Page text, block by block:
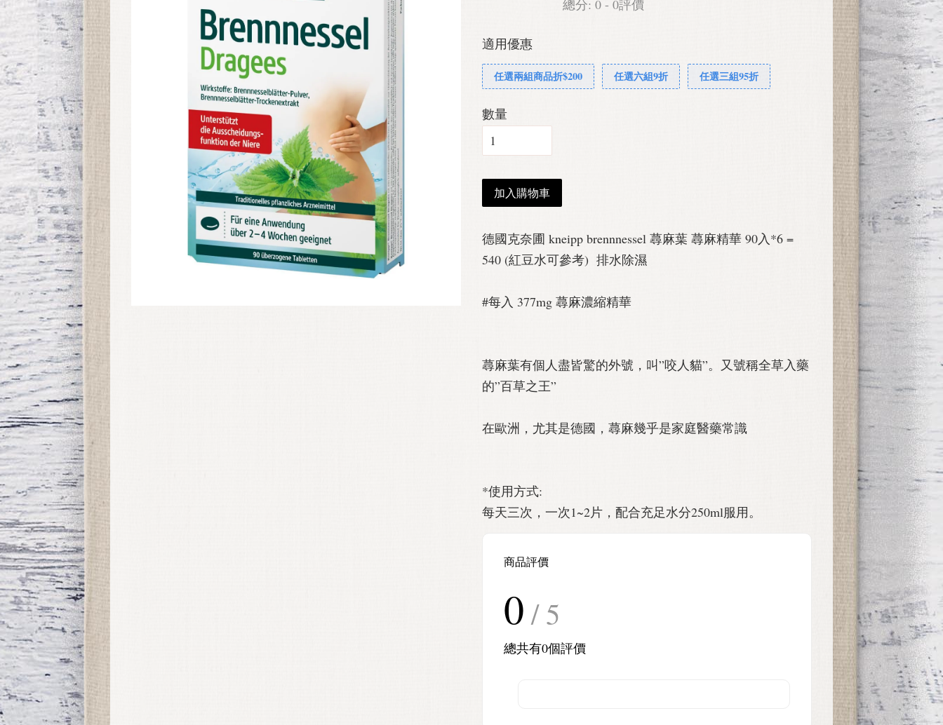
總分: 0 - 0評價
適用優惠
任選兩組商品折$200 任選六組9折 任選三組95折
數量
加入購物車
德國克奈圃 kneipp brennnessel 蕁麻葉 蕁麻精華 90入*6 =
540 (紅豆水可參考) 排水除濕
#每入 377mg 蕁麻濃縮精華
蕁麻葉有個人盡皆驚的外號，叫”咬人貓”。又號稱全草入藥
的”百草之王”
在歐洲，尤其是德國，蕁麻幾乎是家庭醫藥常識
*使用方式:
每天三次，一次1~2片，配合充足水分250ml服用。
商品評價
0 / 5
總共有0個評價